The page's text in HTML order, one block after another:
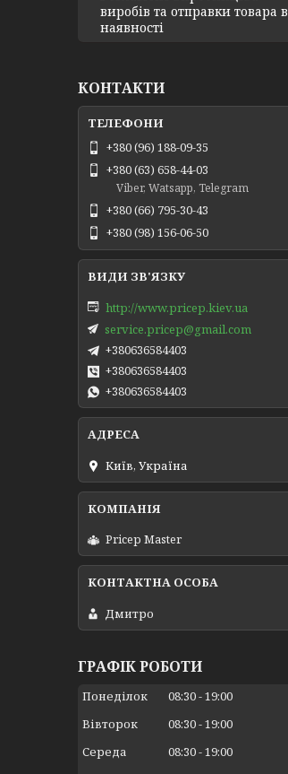
виробів та отправки товара в
наявності
КОНТАКТИ
+380 (96) 188-09-35
+380 (63) 658-44-03
Viber, Watsapp, Telegram
+380 (66) 795-30-43
+380 (98) 156-06-50
http://www.pricep.kiev.ua
service.pricep@gmail.com
+380636584403
+380636584403
+380636584403
Київ, Україна
Pricep Master
Дмитро
ГРАФІК РОБОТИ
Понеділок 08:30 19:00
Вівторок
08:30 19:00
Середа
08:30 19:00